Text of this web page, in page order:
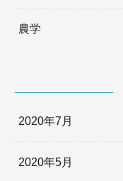
農学
2020年7月
2020年5月